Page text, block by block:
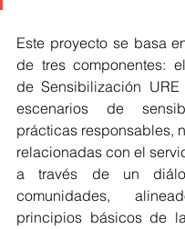
Este proyecto se basa
de tres componentes:
de Sensibilización
escenarios de
prácticas responsables,
relacionadas con el
a través de un
comunidades,
principios básicos de